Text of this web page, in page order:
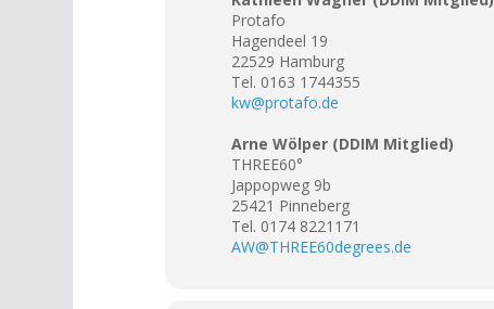
Protafo
Hagendeel 19
22529 Hamburg
Tel. 0163 1744355
kw@protafo.de
Arne Wölper (DDIM Mitglied)
THREE60°
Jappopweg 9b
25421 Pinneberg
Tel. 0174 8221171
AW@THREE60degrees.de